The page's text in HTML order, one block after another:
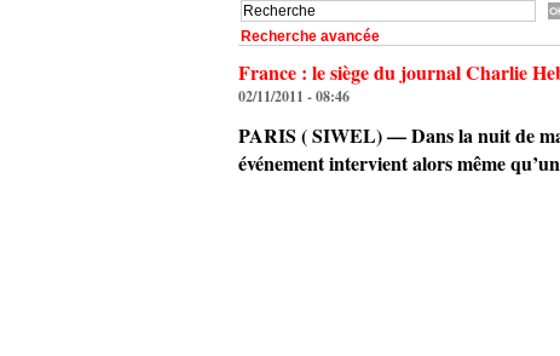
Recherche avancée
France : le siège du journal Charlie
02/11/2011 - 08:46
PARIS ( SIWEL) — Dans la nuit de
événement intervient alors même